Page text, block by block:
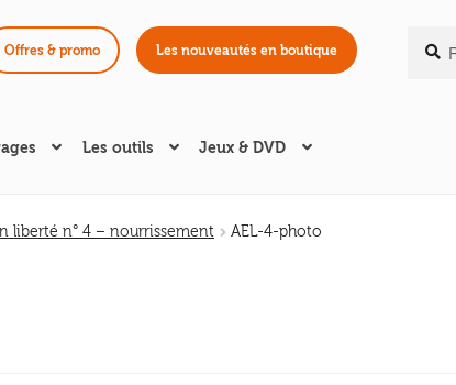
Offres & promo Les nouveautés en boutique
pour :
Les outils Jeux & DVD
liberté n° 4 – nourrissement AEL-4-photo